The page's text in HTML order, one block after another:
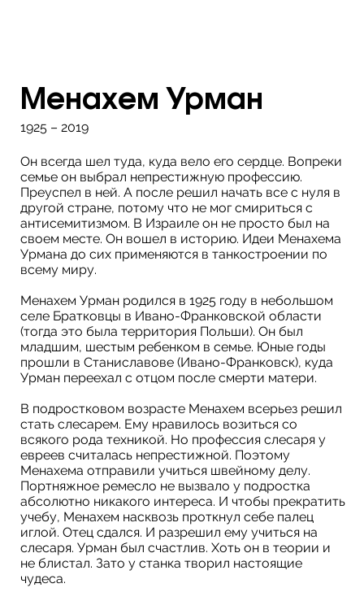
Менахем Урман
1925 – 2019
Он всегда шел туда, куда вело его сердце. Вопреки
семье он выбрал непрестижную профессию.
Преуспел в ней. А после решил начать все с нуля в
другой стране, потому что не мог смириться с
антисемитизмом. В Израиле он не просто был на
своем месте. Он вошел в историю. Идеи Менахема
Урмана до сих применяются в танкостроении по
всему миру.
Менахем Урман родился в 1925 году в небольшом
селе Братковцы в Ивано-Франковской области
(тогда это была территория Польши). Он был
младшим, шестым ребенком в семье. Юные годы
прошли в Станиславове (Ивано-Франковск), куда
Урман переехал с отцом после смерти матери.
В подростковом возрасте Менахем всерьез решил
стать слесарем. Ему нравилось возиться со
всякого рода техникой. Но профессия слесаря у
евреев считалась непрестижной. Поэтому
Менахема отправили учиться швейному делу.
Портняжное ремесло не вызвало у подростка
абсолютно никакого интереса. И чтобы прекратить
учебу, Менахем насквозь проткнул себе палец
иглой. Отец сдался. И разрешил ему учиться на
слесаря. Урман был счастлив. Хоть он в теории и
не блистал. Зато у станка творил настоящие
чудеса.